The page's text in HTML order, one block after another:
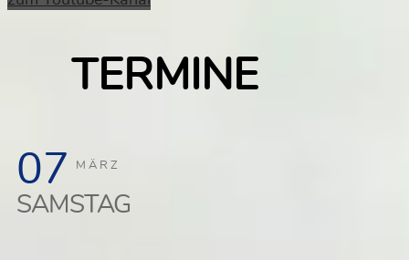
TERMINE
07
MÄRZ
SAMSTAG